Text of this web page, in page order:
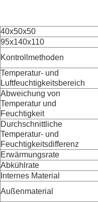
40x50x50
95x140x110
Kontrollmethoden
Temperatur- und
Luftfeuchtigkeitsbereich
Abweichung von
Temperatur und
Feuchtigkeit
Durchschnittliche
Temperatur- und
Feuchtigkeitsdifferenz
Erwärmungsrate
Abkühlrate
Internes Material
Außenmaterial